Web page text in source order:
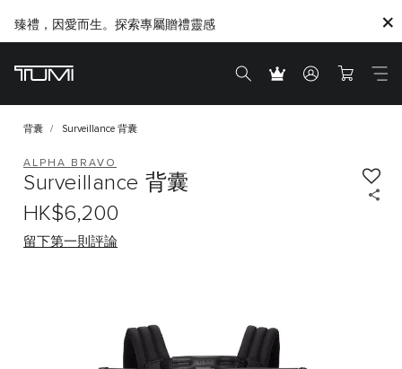
臻禮，因愛而生。探索專屬贈禮靈感
背囊 Surveillance 背囊
ALPHA BRAVO
Surveillance 背囊
HK$6,200
留下第一則評論